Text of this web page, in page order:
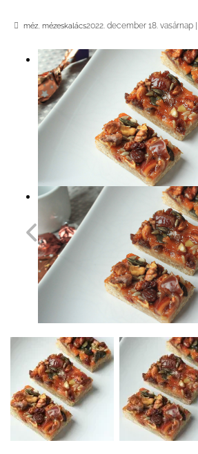
2022. december 18. vasárnap|
méz, mézeskalács